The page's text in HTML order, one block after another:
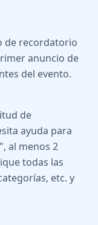
de recordatorio
anuncio de
del evento.
de
ayuda para
al menos 2
todas las
etc. y